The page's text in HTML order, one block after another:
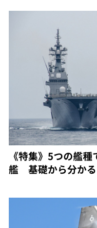
《特集》5つの艦
艦 基礎から分か